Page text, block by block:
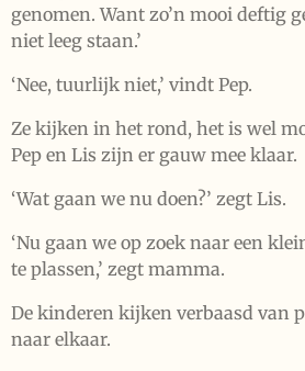
genomen. Want zo’n mooi deftig
niet leeg staan.’
‘Nee, tuurlijk niet,’ vindt Pep.
Ze kijken in het rond, het is wel
Pep en Lis zijn er gauw mee klaar.
‘Wat gaan we nu doen?’ zegt Lis.
‘Nu gaan we op zoek naar een
te plassen,’ zegt mamma.
De kinderen kijken verbaasd van
naar elkaar.